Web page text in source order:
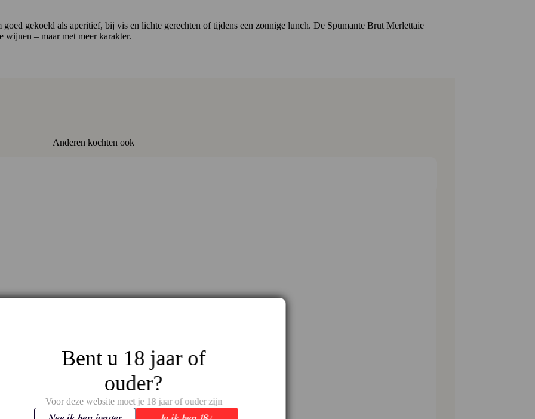
gekoeld als aperitief, bij vis en lichte gerechten of tijdens een zonnige lunch. De Spumante Brut Merlettaie
wijnen – maar met meer karakter.
Anderen kochten ook
Bent u 18 jaar of
ouder?
Voor deze website moet je 18 jaar of ouder zijn